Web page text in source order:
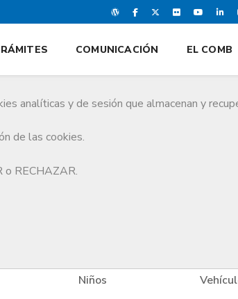
analíticas y de sesión que almacenan y
de las cookies.
o RECHAZAR.
COMUNICACIÓN EL COMB
Niños